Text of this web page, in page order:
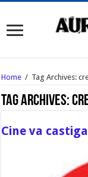
Home / Tag Archives:
Tag Archives:
Cine va